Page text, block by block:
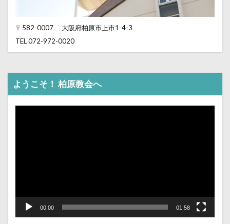
〒582-0007
大阪府柏原市上市1-4-3
TEL 072-972-0020
ようこそ！ 柏原教会へ
動
00:00 01:58